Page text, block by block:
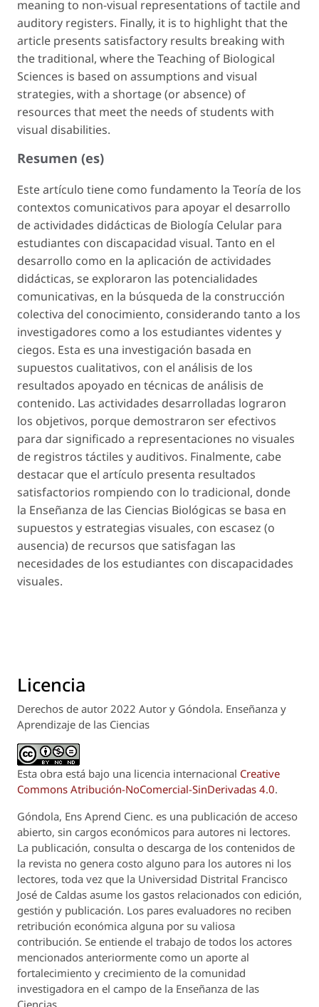
meaning to non-visual representations of tactile and
auditory registers. Finally, it is to highlight that the
article presents satisfactory results breaking with
the traditional, where the Teaching of Biological
Sciences is based on assumptions and visual
strategies, with a shortage (or absence) of
resources that meet the needs of students with
visual disabilities.
Resumen (es)
Este artículo tiene como fundamento la Teoría de los
contextos comunicativos para apoyar el desarrollo
de actividades didácticas de Biología Celular para
estudiantes con discapacidad visual. Tanto en el
desarrollo como en la aplicación de actividades
didácticas, se exploraron las potencialidades
comunicativas, en la búsqueda de la construcción
colectiva del conocimiento, considerando tanto a los
investigadores como a los estudiantes videntes y
ciegos. Esta es una investigación basada en
supuestos cualitativos, con el análisis de los
resultados apoyado en técnicas de análisis de
contenido. Las actividades desarrolladas lograron
los objetivos, porque demostraron ser efectivos
para dar significado a representaciones no visuales
de registros táctiles y auditivos. Finalmente, cabe
destacar que el artículo presenta resultados
satisfactorios rompiendo con lo tradicional, donde
la Enseñanza de las Ciencias Biológicas se basa en
supuestos y estrategias visuales, con escasez (o
ausencia) de recursos que satisfagan las
necesidades de los estudiantes con discapacidades
visuales.
Licencia
Derechos de autor 2022 Autor y Góndola. Enseñanza y
Aprendizaje de las Ciencias
Esta obra está bajo una licencia internacional Creative
Commons Atribución-NoComercial-SinDerivadas 4.0.
Góndola, Ens Aprend Cienc. es una publicación de acceso
abierto, sin cargos económicos para autores ni lectores.
La publicación, consulta o descarga de los contenidos de
la revista no genera costo alguno para los autores ni los
lectores, toda vez que la Universidad Distrital Francisco
José de Caldas asume los gastos relacionados con edición,
gestión y publicación. Los pares evaluadores no reciben
retribución económica alguna por su valiosa
contribución. Se entiende el trabajo de todos los actores
mencionados anteriormente como un aporte al
fortalecimiento y crecimiento de la comunidad
investigadora en el campo de la Enseñanza de las
Ciencias.